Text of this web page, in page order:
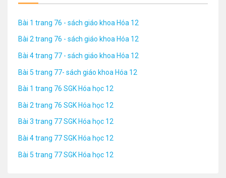
Bài 1 trang 76 - sách giáo khoa Hóa 12
Bài 2 trang 76 - sách giáo khoa Hóa 12
Bài 4 trang 77 - sách giáo khoa Hóa 12
Bài 5 trang 77- sách giáo khoa Hóa 12
Bài 1 trang 76 SGK Hóa học 12
Bài 2 trang 76 SGK Hóa học 12
Bài 3 trang 77 SGK Hóa học 12
Bài 4 trang 77 SGK Hóa học 12
Bài 5 trang 77 SGK Hóa học 12